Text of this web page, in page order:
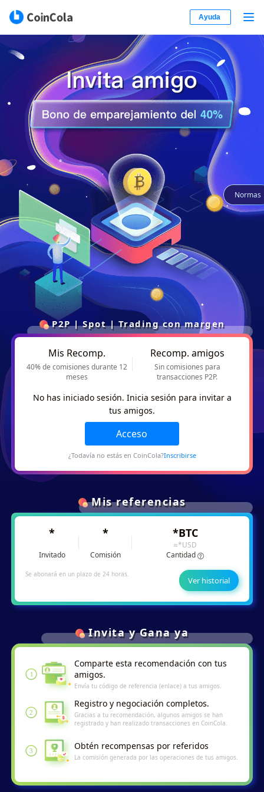
Ayuda
P2P | Spot | Trading con margen
Mis Recomp.
40% de comisiones durante 12
meses
Recomp. amigos
Sin comisiones para
transacciones P2P.
No has iniciado sesión. Inicia sesión para invitar a
tus amigos.
Acceso
¿Todavía no estás en CoinCola?Inscribirse
Mis referencias
*
Invitado
*
Comisión
*BTC
≈*USD
Cantidad
Se abonará en un plazo de 24 horas.
Ver historial
Invita y Gana ya
1
Comparte esta recomendación con tus
amigos.
Envía tu código de referencia (enlace) a tus amigos.
2
Registro y negociación completos.
Gracias a tu recomendación, algunos amigos se han
registrado y han realizado transacciones en CoinCola.
3 Obtén recompensas por referidos
La comisión generada por las operaciones de tus amigos.
Normas